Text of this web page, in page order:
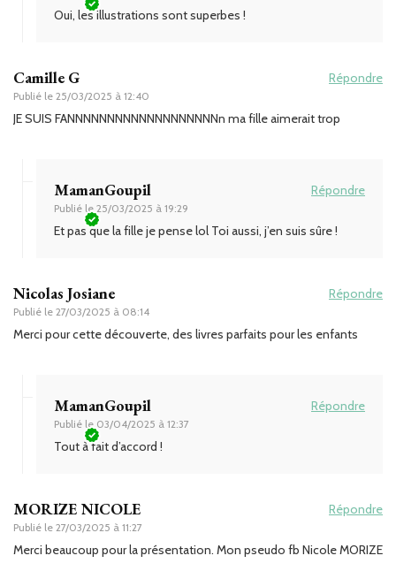
Oui, les illustrations sont superbes !
Camille G
Publié le 25/03/2025 à 12:40
Répondre
JE SUIS FANNNNNNNNNNNNNNNNNNNn ma fille aimerait trop
MamanGoupil
Publié le 25/03/2025 à 19:29
Répondre
Et pas que la fille je pense lol Toi aussi, j’en suis sûre !
Nicolas Josiane
Publié le 27/03/2025 à 08:14
Répondre
Merci pour cette découverte, des livres parfaits pour les enfants
MamanGoupil
Publié le 03/04/2025 à 12:37
Répondre
Tout à fait d’accord !
MORIZE NICOLE
Publié le 27/03/2025 à 11:27
Répondre
Merci beaucoup pour la présentation. Mon pseudo fb Nicole MORIZE